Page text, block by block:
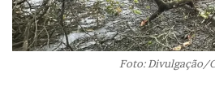
Foto: Divulgação/